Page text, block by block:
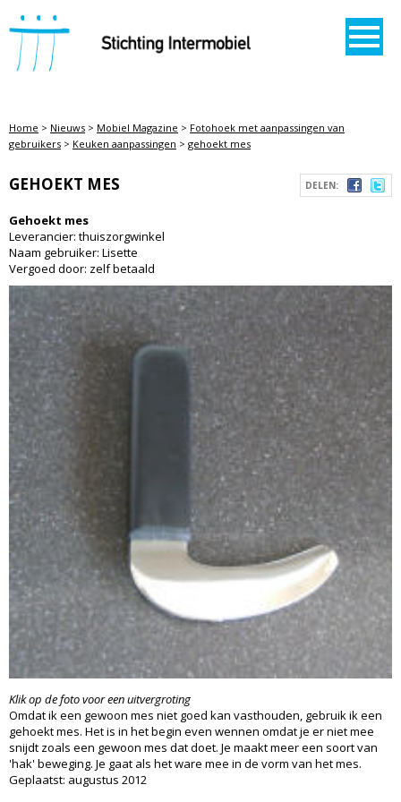
STICHTING INTERMOBIEL
Home > Nieuws > Mobiel Magazine > Fotohoek met aanpassingen van
gebruikers > Keuken aanpassingen > gehoekt mes
DELEN:
GEHOEKT MES
Gehoekt mes
Leverancier: thuiszorgwinkel
Naam gebruiker: Lisette
Vergoed door: zelf betaald
Klik op de foto voor een uitvergroting
Omdat ik een gewoon mes niet goed kan vasthouden, gebruik ik een
gehoekt mes. Het is in het begin even wennen omdat je er niet mee
snijdt zoals een gewoon mes dat doet. Je maakt meer een soort van
'hak' beweging. Je gaat als het ware mee in de vorm van het mes.
Geplaatst: augustus 2012